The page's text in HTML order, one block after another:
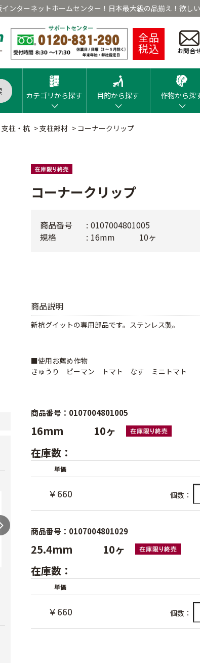
ンターネットホームセンター！日本最大級の品揃え！欲しい
全品
税込 お問合
カテゴリから探す 目的から探す 作物から探
支柱・杭 >支柱部材 > コーナークリップ
AGトンネル支柱
マルチオサエクイ
￥20
プラ杭
￥90
コーナークリップ
商品説明
新杭グイットの専用部品です。ステンレス製。
■使用お薦め作物
きゅうり ピーマン トマト なす ミニトマト
商品番号
0107004801005
規格
16mm 10ヶ
商品番号：0107004801005
16mm 10ヶ
在庫数：
単価
￥660 個数：
商品番号：0107004801029
25.4mm 10ヶ
在庫数：
単価
￥660 個数：